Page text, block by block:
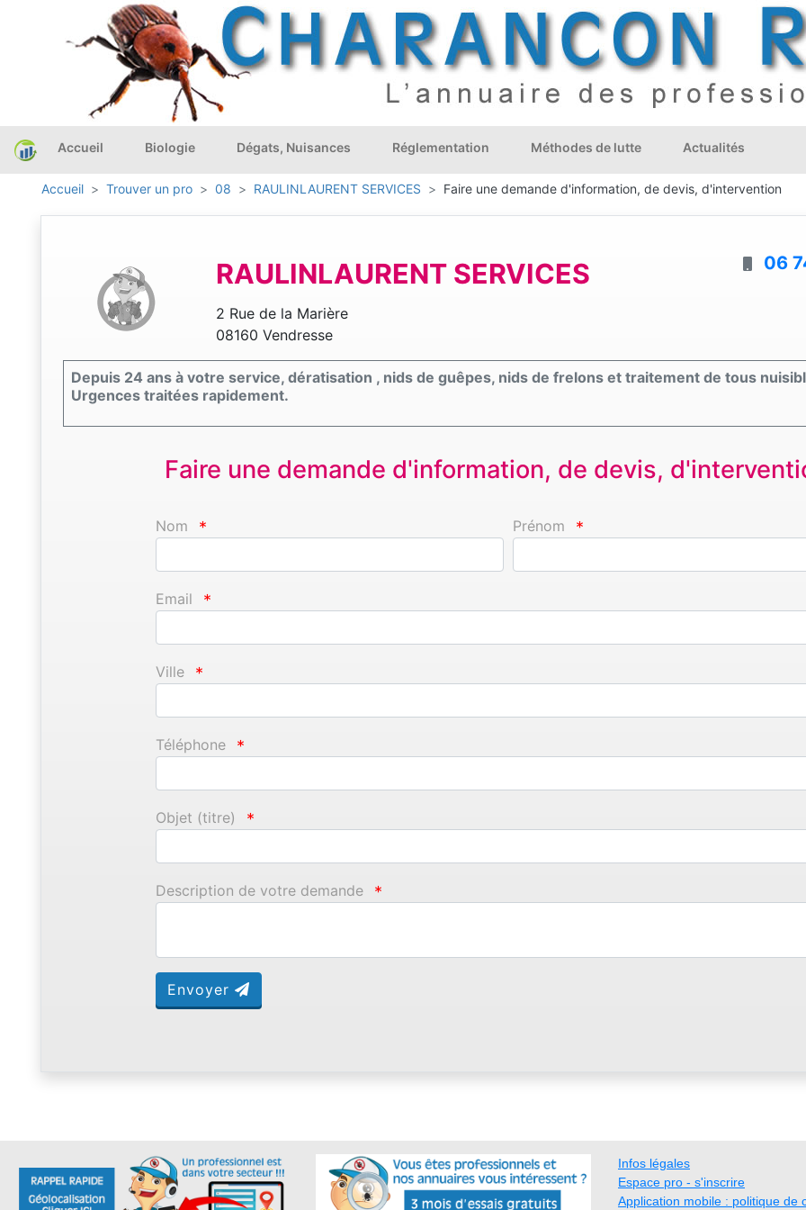
Accueil Biologie Dégats, Nuisances Réglementation Méthodes de lutte Actualités
Accueil Trouver un pro 08 RAULINLAURENT SERVICES Faire une demande d'information, de devis, d'intervention
RAULINLAURENT SERVICES
2 Rue de la Marière
08160 Vendresse
06
Depuis 24 ans à votre service, dératisation , nids de guêpes, nids de frelons et traitement de tous
Urgences traitées rapidement.
Faire une demande d'information, de devis,
Nom * Prénom *
Email *
Ville *
Téléphone *
Objet (titre) *
Description de votre demande *
Envoyer
Infos légales
Espace pro - s'inscrire
Application mobile : politique de